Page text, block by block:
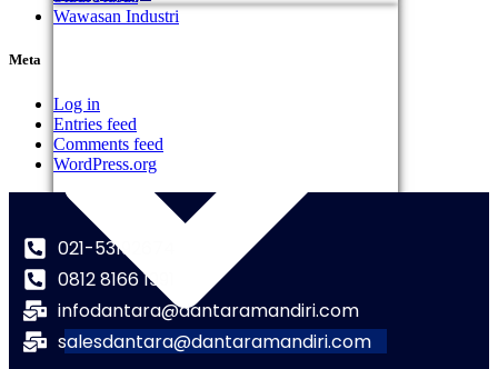
Wawasan Industri
Meta
Log in
Entries feed
Comments feed
WordPress.org
021-53192674
0812 8166 1991
infodantara@dantaramandiri.com
salesdantara@dantaramandiri.com